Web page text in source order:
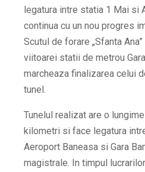
legatura intre statia 1 Mai si
continua cu un nou progres
Scutul de forare „Sfanta
viitoarei statii de metrou
marcheaza finalizarea celui
tunel.
Tunelul realizat are o
kilometri si face legatura
Aeroport Baneasa si Gara
magistrale. In timpul